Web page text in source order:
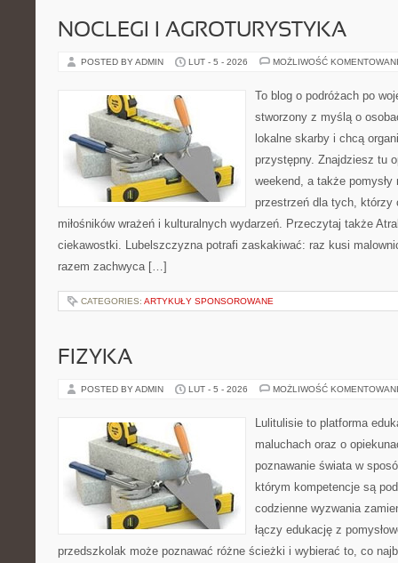
NOCLEGI I AGROTURYSTYKA
POSTED BY ADMIN LUT - 5 - 2026 MOŻLIWOŚĆ
To blog o podróżach po
stworzony z myślą o
lokalne skarby i chcą
przystępny. Znajdziesz tu
weekend, a także pomysły
przestrzeń dla tych, którzy
miłośników wrażeń i kulturalnych wydarzeń. Przeczytaj także
ciekawostki. Lubelszczyzna potrafi zaskakiwać: raz kusi
razem zachwyca […]
CATEGORIES: ARTYKUŁY SPONSOROWANE
FIZYKA
POSTED BY ADMIN LUT - 5 - 2026 MOŻLIWOŚĆ
Lulitulisie to platforma
maluchach oraz o
poznawanie świata w
którym kompetencje są
codzienne wyzwania
łączy edukację z
przedszkolak może poznawać różne ścieżki i wybierać to, co